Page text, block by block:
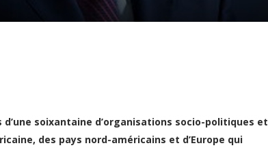
soixantaine d’organisations socio-politiques et
des pays nord-américains et d’Europe qui